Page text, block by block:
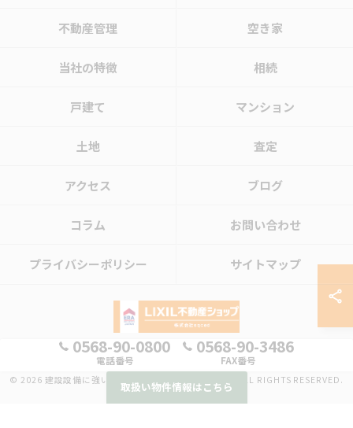
0568-90-0800
電話番号
0568-90-3486
FAX番号
取扱い物件情報はこちら
不動産管理 空き家
当社の特徴 相続
戸建て マンション
土地 査定
アクセス ブログ
コラム お問い合わせ
プライバシーポリシー サイトマップ
© 2026 建設設備に強い賃貸管理会社 株式会社sqced ALL RIGHTS RESERVED.